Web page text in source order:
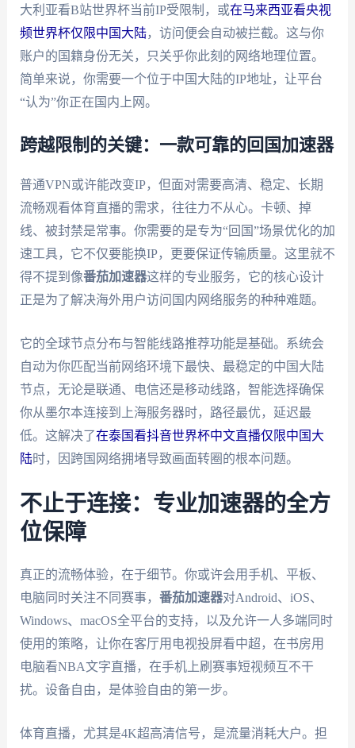
大利亚看B站世界杯当前IP受限制，或在马来西亚看央视
频世界杯仅限中国大陆，访问便会自动被拦截。这与你
账户的国籍身份无关，只关乎你此刻的网络地理位置。
简单来说，你需要一个位于中国大陆的IP地址，让平台
“认为”你正在国内上网。
跨越限制的关键：一款可靠的回国加速器
普通VPN或许能改变IP，但面对需要高清、稳定、长期
流畅观看体育直播的需求，往往力不从心。卡顿、掉
线、被封禁是常事。你需要的是专为“回国”场景优化的加
速工具，它不仅要能换IP，更要保证传输质量。这里就不
得不提到像番茄加速器这样的专业服务，它的核心设计
正是为了解决海外用户访问国内网络服务的种种难题。
它的全球节点分布与智能线路推荐功能是基础。系统会
自动为你匹配当前网络环境下最快、最稳定的中国大陆
节点，无论是联通、电信还是移动线路，智能选择确保
你从墨尔本连接到上海服务器时，路径最优，延迟最
低。这解决了在泰国看抖音世界杯中文直播仅限中国大
陆时，因跨国网络拥堵导致画面转圈的根本问题。
不止于连接：专业加速器的全方
位保障
真正的流畅体验，在于细节。你或许会用手机、平板、
电脑同时关注不同赛事， 番茄加速器对Android、iOS、
Windows、macOS全平台的支持，以及允许一人多端同时
使用的策略，让你在客厅用电视投屏看中超，在书房用
电脑看NBA文字直播，在手机上刷赛事短视频互不干
扰。设备自由，是体验自由的第一步。
体育直播，尤其是4K超高清信号，是流量消耗大户。担